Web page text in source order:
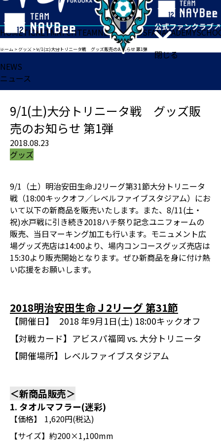
閉じる
HOMETICKETMATCHTEAMNEWSGOODSFANACADEMY
ホーム >グッズ >9/1(土)大分トリニータ戦 グッズ販売のお知らせ 第1弾
NEWS
ニュース
9/1(土)大分トリニータ戦 グッズ販
売のお知らせ 第1弾
2018.08.23
グッズ
9/1（土）明治安田生命J2リーグ第31節大分トリニータ
戦（18:00キックオフ／レベルファイブスタジアム）にお
いて以下の新商品を販売いたします。また、8/11(土・
祝)水戸戦に引き続き2018ハチ祭り記念ユニフォームの
販売、当日マーキング加工も行います。モニュメント広
場グッズ売店は14:00より、場内コンコースグッズ売店は
15:30より販売開始となります。ぜひ新商品を身に付け熱
い応援をお願いします。
2018明治安田生命Ｊ2リーグ 第31節
【開催日】
2018 年9月1日(土) 18:00キックオフ
【対戦カード】 アビスパ福岡 vs. 大分トリニータ
【開催場所】
レベルファイブスタジアム
＜新商品販売＞
1. タオルマフラー(迷彩)
【価格】
1,620円(税込)
【サイズ】 約200×1,100mm